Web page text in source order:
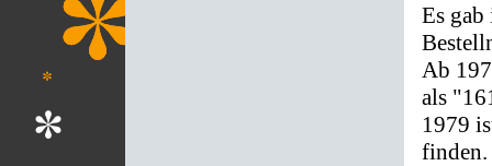
Es
Ab
als
1979
finden.